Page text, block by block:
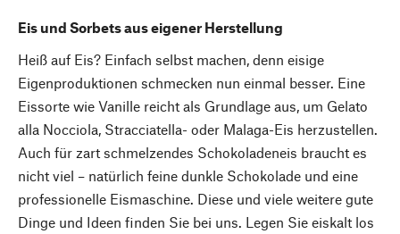
Eis und Sorbets aus eigener Herstellung
Heiß auf Eis? Einfach selbst machen, denn eisige
Eigenproduktionen schmecken nun einmal besser. Eine
Eissorte wie Vanille reicht als Grundlage aus, um Gelato
alla Nocciola, Stracciatella- oder Malaga-Eis herzustellen.
Auch für zart schmelzendes Schokoladeneis braucht es
nicht viel – natürlich feine dunkle Schokolade und eine
professionelle Eismaschine. Diese und viele weitere gute
Dinge und Ideen finden Sie bei uns. Legen Sie eiskalt los